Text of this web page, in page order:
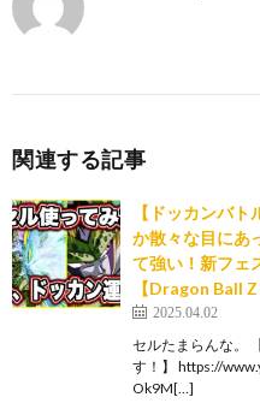
関連する記事
【ドッカンバ
か散々な目にあ
て強い！新フェ
【Dragon Ball
2025.04.02
セルたまらんな。
す！】 https://
Ok9M[…]